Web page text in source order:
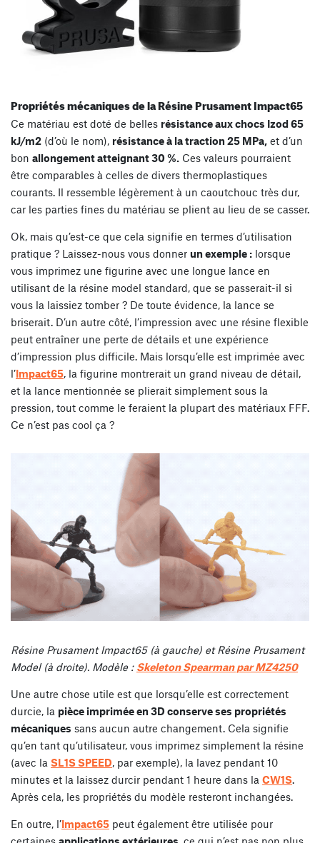
Propriétés mécaniques de la Résine Prusament Impact65
Ce matériau est doté de belles résistance aux chocs Izod 65
kJ/m2 (d’où le nom), résistance à la traction 25 MPa, et d’un
bon allongement atteignant 30 %. Ces valeurs pourraient
être comparables à celles de divers thermoplastiques
courants. Il ressemble légèrement à un caoutchouc très dur,
car les parties fines du matériau se plient au lieu de se casser.
Ok, mais qu’est-ce que cela signifie en termes d’utilisation
pratique ? Laissez-nous vous donner un exemple : lorsque
vous imprimez une figurine avec une longue lance en
utilisant de la résine model standard, que se passerait-il si
vous la laissiez tomber ? De toute évidence, la lance se
briserait. D’un autre côté, l’impression avec une résine flexible
peut entraîner une perte de détails et une expérience
d’impression plus difficile. Mais lorsqu’elle est imprimée avec
l’Impact65, la figurine montrerait un grand niveau de détail,
et la lance mentionnée se plierait simplement sous la
pression, tout comme le feraient la plupart des matériaux FFF.
Ce n’est pas cool ça ?
Résine Prusament Impact65 (à gauche) et Résine Prusament
Model (à droite). Modèle : Skeleton Spearman par MZ4250
Une autre chose utile est que lorsqu’elle est correctement
durcie, la pièce imprimée en 3D conserve ses propriétés
mécaniques sans aucun autre changement. Cela signifie
qu’en tant qu’utilisateur, vous imprimez simplement la résine
(avec la SL1S SPEED, par exemple), la lavez pendant 10
minutes et la laissez durcir pendant 1 heure dans la CW1S.
Après cela, les propriétés du modèle resteront inchangées.
En outre, l’Impact65 peut également être utilisée pour